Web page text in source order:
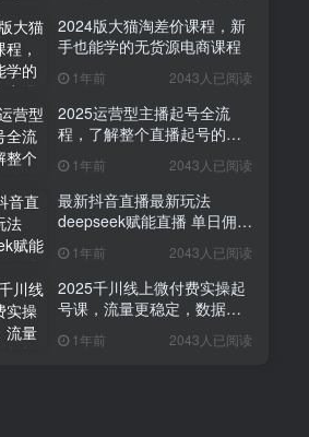
2024版大猫淘差价课程，新
手也能学的无货源电商课程
1年前 2043人已阅读
2025运营型主播起号全流
程，了解整个直播起号的路
货满满)
1年前 2043人已阅读
最新抖音直播最新玩法
deepseek赋能直播 单日佣金
1年前 2043人已阅读
2025千川线上微付费实操起
号课，流量更稳定，数据更
1年前 2043人已阅读